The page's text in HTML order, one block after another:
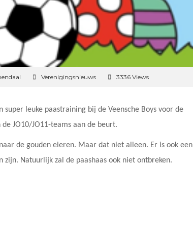
Verenigingsnieuws 3336 Views
leuke paastraining bij de Veensche Boys voor de
JO10/JO11-teams aan de beurt.
de gouden eieren. Maar dat niet alleen. Er is ook een
Natuurlijk zal de paashaas ook niet ontbreken.